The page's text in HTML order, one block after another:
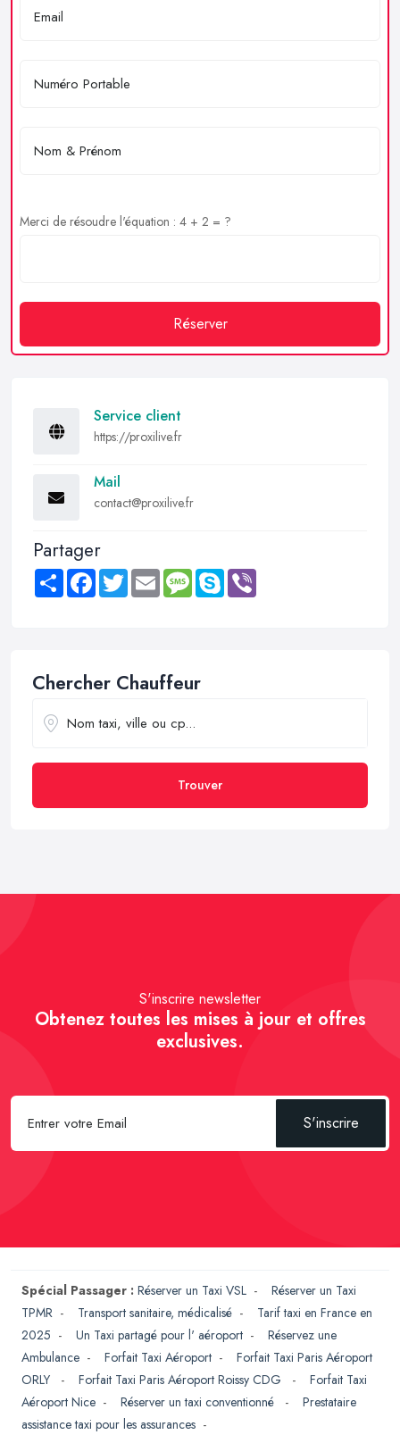
Merci de résoudre l'équation : 4 + 2 = ?
Réserver
Service client
https://proxilive.fr
Mail
contact@proxilive.fr
Partager
Share FacebookTwitter Email MessageSkype
Chercher Chauffeur
Trouver
S'inscrire newsletter
Obtenez toutes les mises à jour et offres
exclusives.
S'inscrire
Spécial Passager : Réserver un Taxi VSL - Réserver un Taxi
TPMR - Transport sanitaire, médicalisé - Tarif taxi en France en
2025 - Un Taxi partagé pour l' aéroport - Réservez une
Ambulance - Forfait Taxi Aéroport - Forfait Taxi Paris Aéroport
ORLY
- Forfait Taxi Paris Aéroport Roissy CDG - Forfait Taxi
Aéroport Nice - Réserver un taxi conventionné - Prestataire
assistance taxi pour les assurances -